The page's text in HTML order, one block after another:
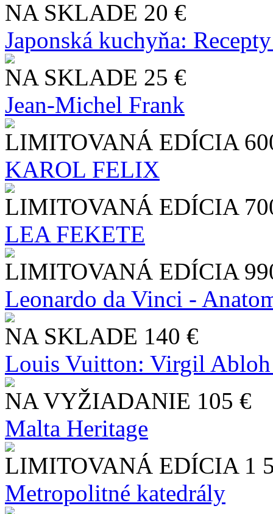
NA SKLADE 20 €
Japonská kuchyňa:
NA SKLADE 25 €
Jean-Michel Frank
LIMITOVANÁ EDÍCIA
KAROL FELIX
LIMITOVANÁ EDÍCIA
LEA FEKETE
LIMITOVANÁ EDÍCIA
Leonardo da Vinci -
NA SKLADE 140 €
Louis Vuitton: Virgil
NA VYŽIADANIE 105 €
Malta Heritage
LIMITOVANÁ EDÍCIA 1
Metropolitné katedrály